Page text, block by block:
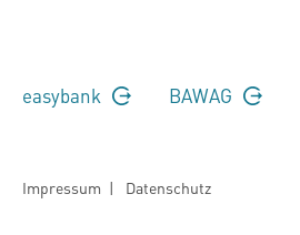
easybank BAWAG
Impressum | Datenschutz